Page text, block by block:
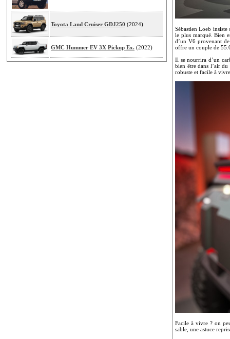
Toyota Land Cruiser GDJ250 (2024)
GMC Hummer EV 3X Pickup Ex. (2022)
Sébastien Loeb
le plus marqué. Bien
d’un V6 provenant
offre un couple de
Il se nourrira d’un
bien être dans l’air
robuste et facile à
Facile à vivre ? on
sable, une astuce